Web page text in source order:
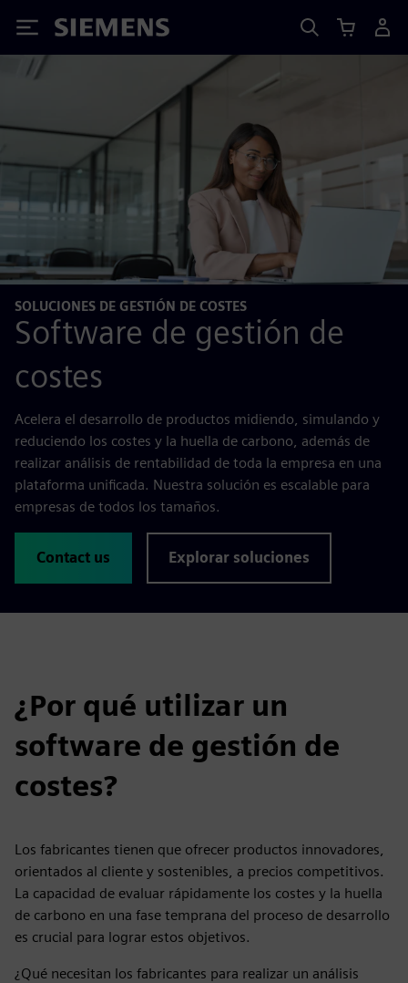
Siemens
SOLUCIONES DE GESTIÓN DE COSTES
Software de gestión de
costes
Acelera el desarrollo de productos midiendo, simulando y
reduciendo los costes y la huella de carbono, además de
realizar análisis de rentabilidad de toda la empresa en una
plataforma unificada. Nuestra solución es escalable para
empresas de todos los tamaños.
Contact us Explorar soluciones
¿Por qué utilizar un
software de gestión de
costes?
Los fabricantes tienen que ofrecer productos innovadores,
orientados al cliente y sostenibles, a precios competitivos.
La capacidad de evaluar rápidamente los costes y la huella
de carbono en una fase temprana del proceso de desarrollo
es crucial para lograr estos objetivos.
¿Qué necesitan los fabricantes para realizar un análisis